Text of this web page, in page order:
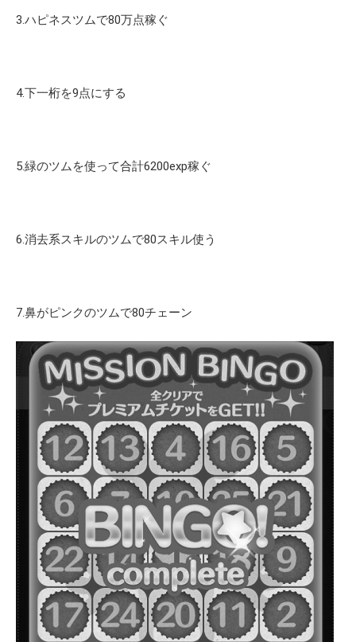
3.ハピネスツムで80万点稼ぐ
4.下一桁を9点にする
5.緑のツムを使って合計6200exp稼ぐ
6.消去系スキルのツムで80スキル使う
7.鼻がピンクのツムで80チェーン